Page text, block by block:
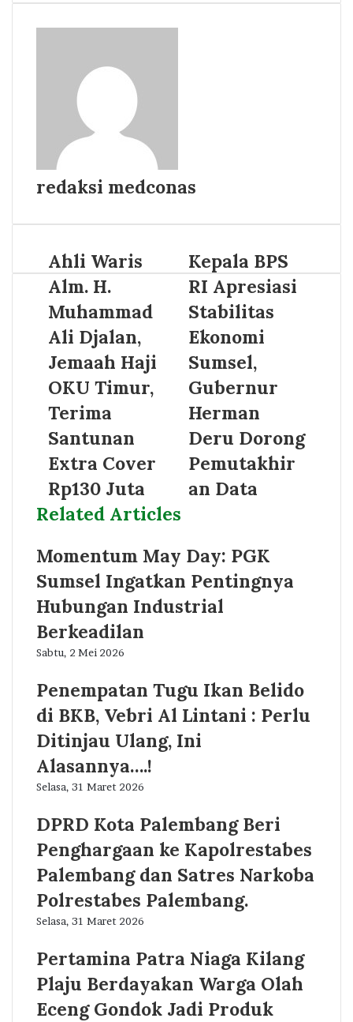
redaksi medconas
Ahli Waris
Alm. H.
Muhammad
Ali Djalan,
Jemaah Haji
OKU Timur,
Terima
Santunan
Extra Cover
Rp130 Juta
Kepala BPS
RI Apresiasi
Stabilitas
Ekonomi
Sumsel,
Gubernur
Herman
Deru Dorong
Pemutakhir
an Data
Related Articles
Momentum May Day: PGK
Sumsel Ingatkan Pentingnya
Hubungan Industrial
Berkeadilan
Sabtu, 2 Mei 2026
Penempatan Tugu Ikan Belido
di BKB, Vebri Al Lintani : Perlu
Ditinjau Ulang, Ini
Alasannya….!
Selasa, 31 Maret 2026
DPRD Kota Palembang Beri
Penghargaan ke Kapolrestabes
Palembang dan Satres Narkoba
Polrestabes Palembang.
Selasa, 31 Maret 2026
Pertamina Patra Niaga Kilang
Plaju Berdayakan Warga Olah
Eceng Gondok Jadi Produk